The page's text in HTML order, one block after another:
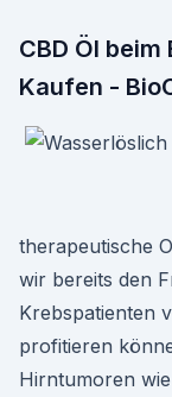
CBD Öl
Kaufen -
therapeutische
wir bereits den
Krebspatienten
profitieren
Hirntumoren